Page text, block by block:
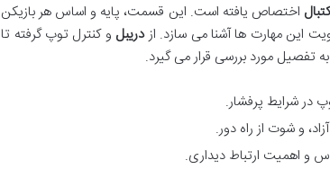
اختصاص یافته است. این قسمت، پایه و اساس هر بازیکن
این مهارت ها آشنا می سازد. ازدریبل و کنترل توپ گرفته تا
مورد بررسی قرار می گیرد.
در شرایط پرفشار.
و شوت از راه دور.
و اهمیت ارتباط دیداری.